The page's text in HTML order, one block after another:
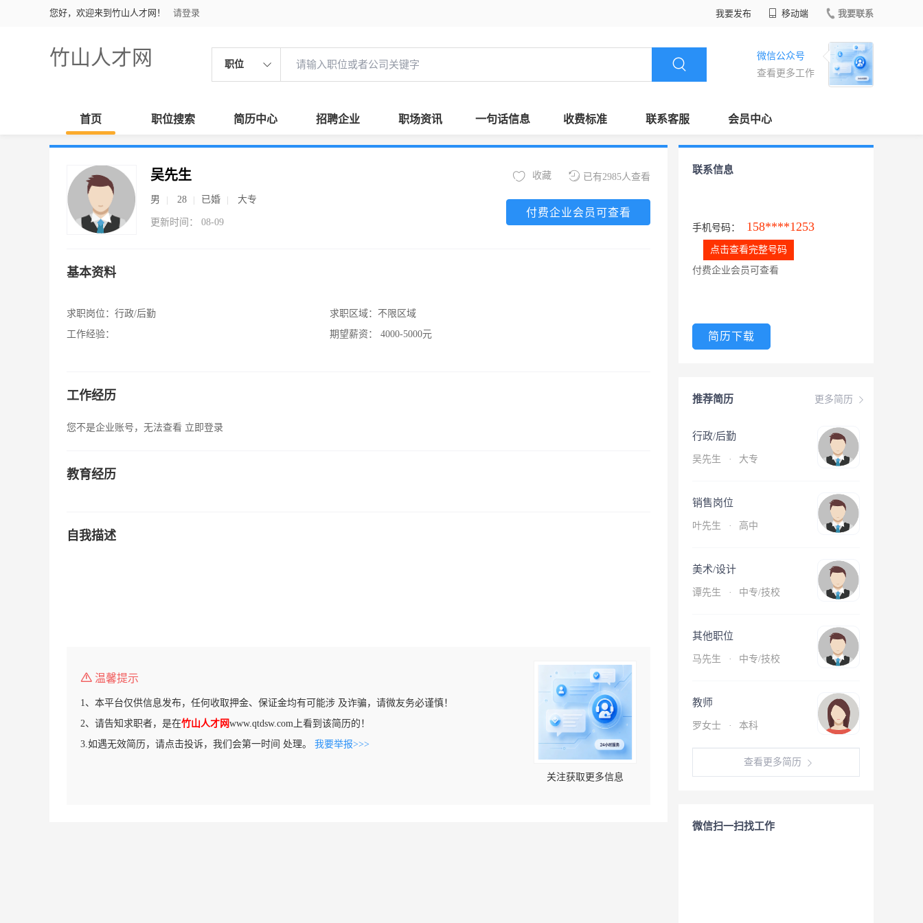
您好，欢迎来到竹山人才网！ 请登录 我要发布 移动端 我要联系
竹山人才网 职位
微信公众号
查看更多工作
首页 职位搜索 简历中心 招聘企业 职场资讯 一句话信息 收费标准 联系客服 会员中心
吴先生
男 28 已婚 大专
更新时间： 08-09
已有2985人查看
收藏
付费企业会员可查看
基本资料
求职岗位： 行政/后勤
工作经验：
求职区域： 不限区域
期望薪资：
4000-5000元
工作经历
您不是企业账号，无法查看 立即登录
教育经历
自我描述
温馨提示
1、本平台仅供信息发布，任何收取押金、保证金均有可能涉 及诈骗，请微友务必谨慎！
2、请告知求职者，是在竹山人才网www.qtdsw.com上看到该简历的！
3.如遇无效简历，请点击投诉，我们会第一时间 处理。 我要举报>>>
关注获取更多信息
联系信息
手机号码： 158****1253
点击查看完整号码
付费企业会员可查看
简历下载
更多简历
推荐简历
行政/后勤
吴先生 · 大专
销售岗位
叶先生 · 高中
美术/设计
谭先生 · 中专/技校
其他职位
马先生 · 中专/技校
教师
罗女士 · 本科
查看更多简历
微信扫一扫找工作